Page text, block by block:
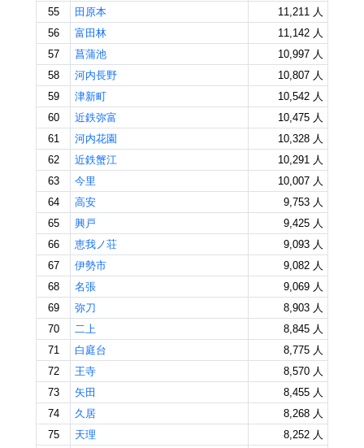
55
田原本
11,211 人
56
富田林
11,142 人
57
菖蒲池
10,997 人
58
河内長野
10,807 人
59
津新町
10,542 人
60
近鉄弥富
10,475 人
61
河内花園
10,328 人
62
近鉄蟹江
10,291 人
63
今里
10,007 人
64
高安
9,753 人
65
興戸
9,425 人
66
恵我ノ荘
9,093 人
67
伊勢市
9,082 人
68
名張
9,069 人
69
弥刀
8,903 人
70
二上
8,845 人
71
白庭台
8,775 人
72
王寺
8,570 人
73
矢田
8,455 人
74
久居
8,268 人
75
天理
8,252 人